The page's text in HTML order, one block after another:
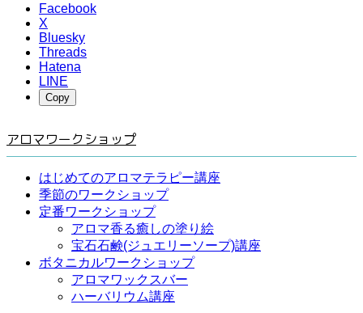
Facebook
X
Bluesky
Threads
Hatena
LINE
Copy
アロマワークショップ
はじめてのアロマテラピー講座
季節のワークショップ
定番ワークショップ
アロマ香る癒しの塗り絵
宝石石鹸(ジュエリーソープ)講座
ボタニカルワークショップ
アロマワックスバー
ハーバリウム講座